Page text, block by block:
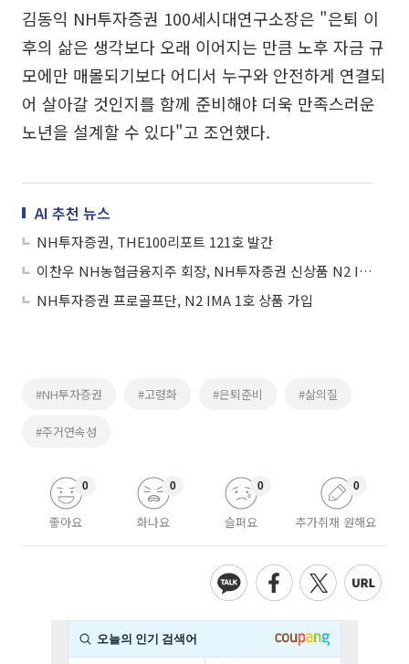
김동익 NH투자증권 100세시대연구소장은 "은퇴 이
후의 삶은 생각보다 오래 이어지는 만큼 노후 자금 규
모에만 매몰되기보다 어디서 누구와 안전하게 연결되
어 살아갈 것인지를 함께 준비해야 더욱 만족스러운
노년을 설계할 수 있다"고 조언했다.
AI 추천 뉴스
NH투자증권, THE100리포트 121호 발간
이찬우 NH농협금융지주 회장, NH투자증권 신상품 N2 IMA 1호 가입
NH투자증권 프로골프단, N2 IMA 1호 상품 가입
#NH투자증권 #고령화 #은퇴준비 #삶의질
#주거연속성
좋아요
0
화나요
0
슬퍼요
0
추가취재 원해요
0